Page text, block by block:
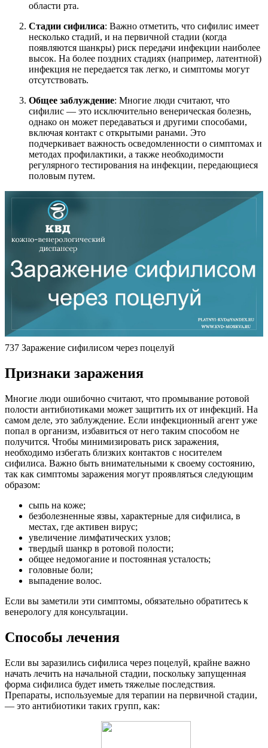
области рта.
Стадии сифилиса: Важно отметить, что сифилис имеет
несколько стадий, и на первичной стадии (когда
появляются шанкры) риск передачи инфекции наиболее
высок. На более поздних стадиях (например, латентной)
инфекция не передается так легко, и симптомы могут
отсутствовать.
Общее заблуждение: Многие люди считают, что
сифилис — это исключительно венерическая болезнь,
однако он может передаваться и другими способами,
включая контакт с открытыми ранами. Это
подчеркивает важность осведомленности о симптомах и
методах профилактики, а также необходимости
регулярного тестирования на инфекции, передающиеся
половым путем.
737 Заражение сифилисом через поцелуй
Признаки заражения
Многие люди ошибочно считают, что промывание ротовой
полости антибиотиками может защитить их от инфекций. На
самом деле, это заблуждение. Если инфекционный агент уже
попал в организм, избавиться от него таким способом не
получится. Чтобы минимизировать риск заражения,
необходимо избегать близких контактов с носителем
сифилиса. Важно быть внимательными к своему состоянию,
так как симптомы заражения могут проявляться следующим
образом:
сыпь на коже;
безболезненные язвы, характерные для сифилиса, в
местах, где активен вирус;
увеличение лимфатических узлов;
твердый шанкр в ротовой полости;
общее недомогание и постоянная усталость;
головные боли;
выпадение волос.
Если вы заметили эти симптомы, обязательно обратитесь к
венерологу для консультации.
Способы лечения
Если вы заразились сифилиса через поцелуй, крайне важно
начать лечить на начальной стадии, поскольку запущенная
форма сифилиса будет иметь тяжелые последствия.
Препараты, используемые для терапии на первичной стадии,
— это антибиотики таких групп, как: